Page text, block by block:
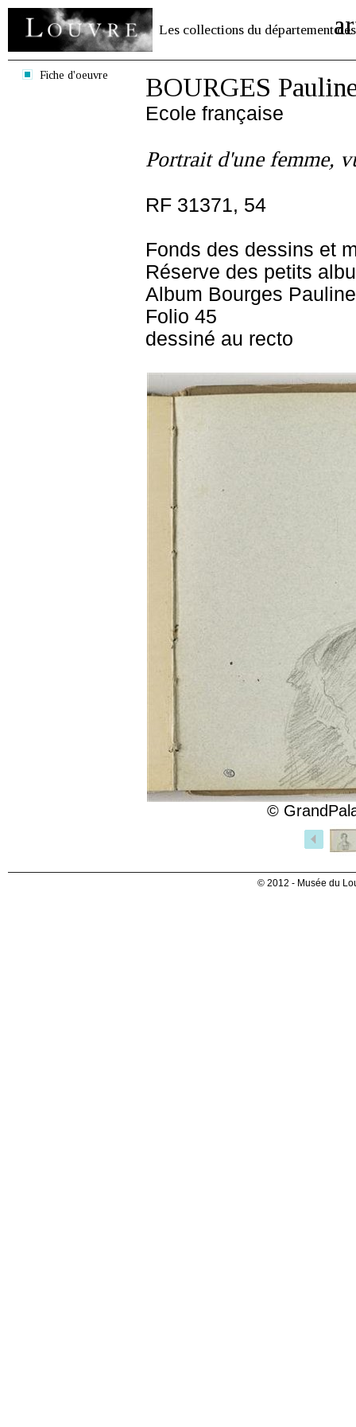
Les collections du département des
Fiche d'oeuvre BOURGES
Ecole française
Portrait d'une femme,
RF 31371, 54
Fonds des dessins et
Réserve des petits
Album Bourges Pauline
Folio 45
dessiné au recto
©
© 2012 - Musée du